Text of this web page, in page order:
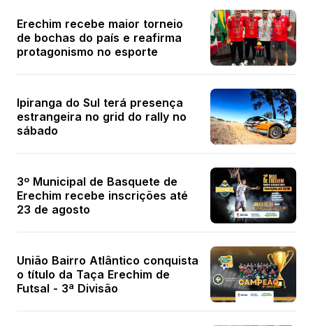
Erechim recebe maior torneio
de bochas do país e reafirma
protagonismo no esporte
Ipiranga do Sul terá presença
estrangeira no grid do rally no
sábado
3º Municipal de Basquete de
Erechim recebe inscrições até
23 de agosto
União Bairro Atlântico conquista
o título da Taça Erechim de
Futsal - 3ª Divisão